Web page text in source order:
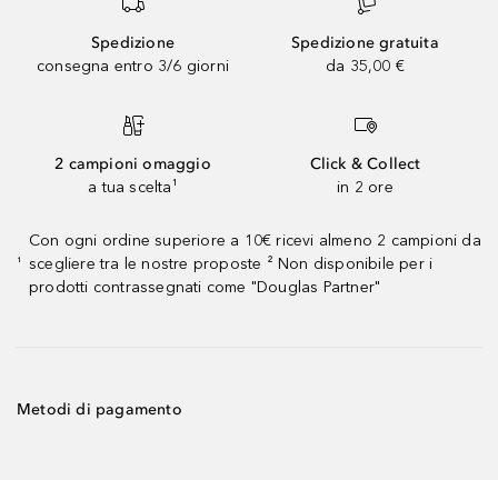
Spedizione
consegna entro 3/6 giorni
Spedizione gratuita
da 35,00 €
2 campioni omaggio
a tua scelta¹
Click & Collect
in 2 ore
¹
Con ogni ordine superiore a 10€ ricevi almeno 2 campioni da
scegliere tra le nostre proposte ² Non disponibile per i
prodotti contrassegnati come "Douglas Partner"
Metodi di pagamento